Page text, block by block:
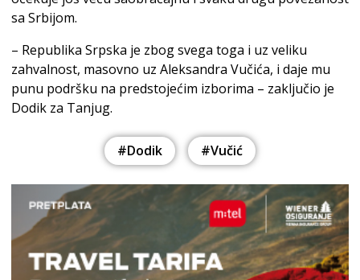
sa Srbijom.
– Republika Srpska je zbog svega toga i uz veliku
zahvalnost, masovno uz Aleksandra Vučića, i daje mu
punu podršku na predstojećim izborima – zaključio je
Dodik za Tanjug.
#Dodik #Vučić